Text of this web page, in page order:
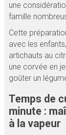
une
famille
Cette
avec les
artichauts au
une corvée en
goûter un
Temps de
minute :
à la vapeur